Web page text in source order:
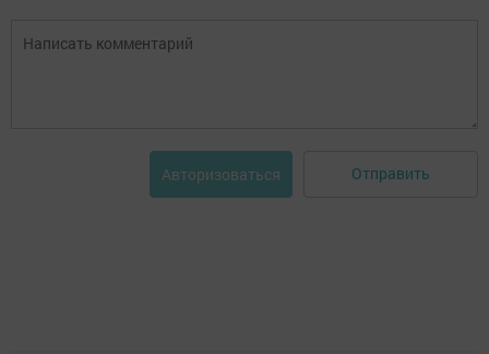
Авторизоваться Отправить